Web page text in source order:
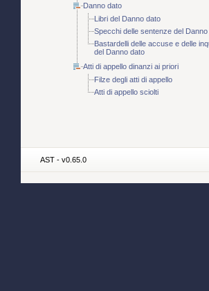
Danno dato
Libri del Danno dato
Specchi delle sentenze del Danno
Bastardelli delle accuse e delle
del Danno dato
Atti di appello dinanzi ai priori
Filze degli atti di appello
Atti di appello sciolti
AST - v0.65.0